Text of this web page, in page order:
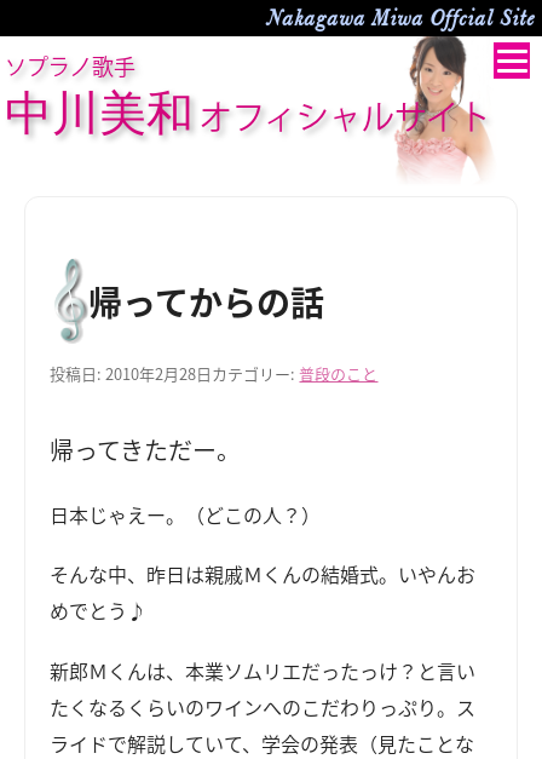
Nakagawa Miwa Offcial Site
ソプラノ歌手
中川美和 オフィシャルサイト
帰ってからの話
投稿日:2010年2月28日カテゴリー:普段のこと
帰ってきただー。
日本じゃえー。（どこの人？）
そんな中、昨日は親戚Ｍくんの結婚式。いやんお
めでとう♪
新郎Ｍくんは、本業ソムリエだったっけ？と言い
たくなるくらいのワインへのこだわりっぷり。ス
ライドで解説していて、学会の発表（見たことな